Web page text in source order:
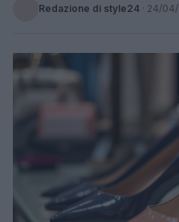
Redazione di style24 · 24/